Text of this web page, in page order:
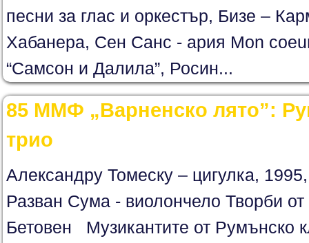
песни за глас и оркестър, Бизе –
Хабанера, Сен Санс - ария Mon
“Самсон и Далила”, Росин...
85 ММФ „Варненско лято”:
трио
Александру Томеску – цигулка,
Разван Сума - виолончело Творби
Бетовен Музикантите от Румънско